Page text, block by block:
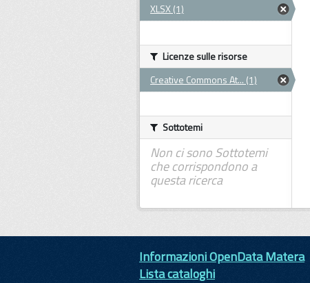
XLSX (1)
Licenze sulle risorse
Creative Commons At... (1)
Sottotemi
Non ci sono Sottotemi
che corrispondono a
questa ricerca
Informazioni OpenData Matera
Lista cataloghi